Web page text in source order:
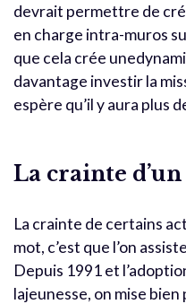
devrait permettre de
en charge intra-muros
que cela crée
davantage investir la
espère qu’il y aura plus
La crainte
La crainte de certains
mot, c’est que l’on
Depuis 1991 et
lajeunesse, on mise bien